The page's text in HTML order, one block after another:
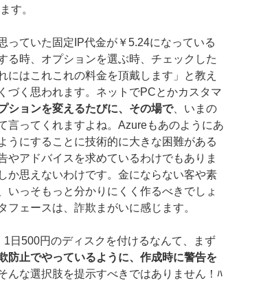
す。
っていた固定IP代金が￥5.24になっている
る時、オプションを選ぶ時、チェックした
にはこれこれの料金を頂戴します」と教え
づく思われます。ネットでPCとかカスタマ
ションを変えるたびに、その場で、いまの
言ってくれますよね。Azureもあのようにあ
うにすることに技術的に大きな困難がある
やアドバイスを求めているわけでもありま
か思えないわけです。金にならない客や素
いっそもっと分かりにくく作るべきでしょ
フェースは、詐欺まがいに感じます。
日500円のディスクを付けるなんて、まず
防止でやっているように、作成時に警告を
んな選択肢を提示すべきではありません！ﾊ